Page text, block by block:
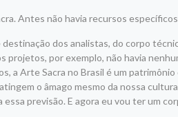
Antes não havia recursos
dos analistas, do corpo
projetos, por exemplo, não havia
a Arte Sacra no Brasil é um
o âmago mesmo da nossa
previsão. E agora eu vou ter um